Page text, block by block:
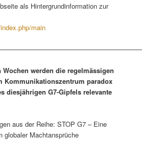
als Hintergrundinformation zur
main
werden die regelmässigen
Kommunikationszentrum paradox
diesjährigen G7-Gipfels relevante
aus der Reihe: STOP G7 – Eine
globaler Machtansprüche